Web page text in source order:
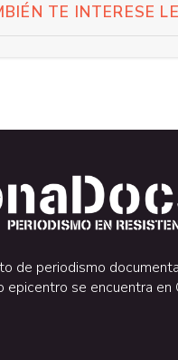
TE INTERESE
de periodismo
epicentro se encuentra en